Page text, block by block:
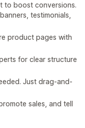
to boost conversions.
testimonials,
product pages with
for clear structure
Just drag-and-
sales, and tell